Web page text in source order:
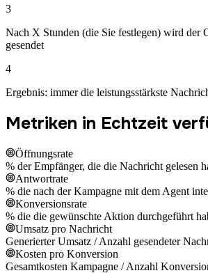
3
Nach X Stunden (die Sie festlegen) wird der
gesendet
4
Ergebnis: immer die leistungsstärkste
Metriken in Echtzeit
Öffnungsrate
% der Empfänger, die die Nachricht gelesen
Antwortrate
% die nach der Kampagne mit dem Agent
Konversionsrate
% die die gewünschte Aktion durchgeführt
Umsatz pro Nachricht
Generierter Umsatz / Anzahl gesendeter
Kosten pro Konversion
Gesamtkosten Kampagne / Anzahl